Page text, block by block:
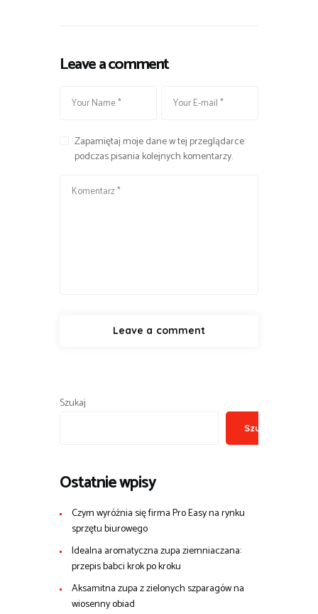
Leave a comment
Zapamiętaj moje dane w tej przeglądarce
podczas pisania kolejnych komentarzy.
Szukaj
Szukaj
Ostatnie wpisy
Czym wyróżnia się firma Pro Easy na rynku
sprzętu biurowego
Idealna aromatyczna zupa ziemniaczana:
przepis babci krok po kroku
Aksamitna zupa z zielonych szparagów na
wiosenny obiad